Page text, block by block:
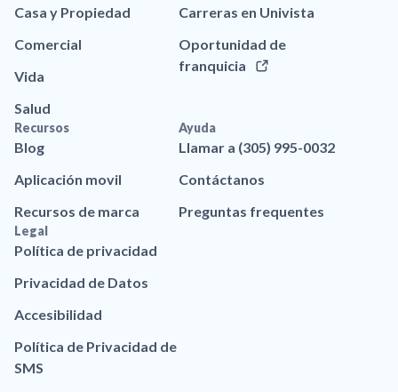
Casa y Propiedad
Comercial
Vida
Salud
Carreras en Univista
Oportunidad de
franquicia
Recursos
Blog
Aplicación movil
Recursos de marca
Ayuda
Llamar a (305) 995-0032
Contáctanos
Preguntas frequentes
Legal
Política de privacidad
Privacidad de Datos
Accesibilidad
Política de Privacidad de
SMS